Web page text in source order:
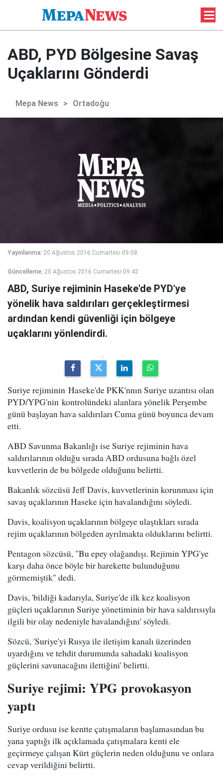
ABD, PYD Bölgesine Savaş
Uçaklarını Gönderdi
Mepa News > Ortadoğu
Yayınlanma: 20 Ağustos 2016 Cumartesi 09:08
Güncelleme: 20 Ağustos 2016 Cumartesi 09:42
ABD, Suriye rejiminin Haseke'de PYD'ye
yönelik hava saldırıları gerçekleştirmesi
ardından kendi güvenliği için bölgeye
uçaklarını yönlendirdi.
Suriye rejiminin Haseke'de PKK'nnın Suriye uzantısı olan
PYD/YPG'nin kontrolündeki alanlara yönelik Perşembe
günü başlayan hava saldırıları Cuma günü boyunca devam
etti.
ABD Savunma Bakanlığı ise Suriye rejiminin hava
saldırılarının olduğu sırada ABD ordusuna bağlı özel
kuvvetlerin de bu bölgede olduğunu belirtti.
Bakanlık sözcüsü Jeff Davis, kuvvetlerinin korunması için
savaş uçaklarının Haseke için havalandığını söyledi.
Davis, koalisyon uçaklarının bölgeye ulaştıkları sırada
rejim uçaklarının bölgeden ayrılmakta olduklarını belirtti.
Pentagon sözcüsü, "Bu epey olağandışı. Rejimin YPG'ye
karşı daha önce böyle bir harekette bulunduğunu
görmemiştik" dedi.
Davis, 'bildiği kadarıyla, Suriye'de ilk kez koalisyon
güçleri uçaklarının Suriye yönetiminin bir hava saldırısıyla
ilgili bir olay nedeniyle havalandığını' söyledi.
Sözcü, 'Suriye'yi Rusya ile iletişim kanalı üzerinden
uyardığını ve tehdit durumunda sahadaki koalisyon
güçlerini savunacağını ilettiğini' belirtti.
Suriye rejimi: YPG provokasyon
yaptı
Suriye ordusu ise kentte çatışmaların başlamasından bu
yana yaptığı ilk açıklamada çatışmalara kenti ele
geçirmeye çalışan Kürt güçlerin neden olduğunu ve onlara
cevap verildiğini belirtti.